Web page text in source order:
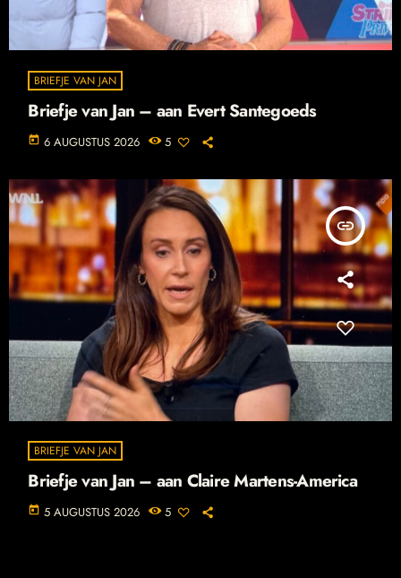
BRIEFJE VAN JAN
Briefje van Jan – aan Evert Santegoeds
today 6 AUGUSTUS 2026 5
insert_link
BRIEFJE VAN JAN
Briefje van Jan – aan Claire Martens-America
today 5 AUGUSTUS 2026 5